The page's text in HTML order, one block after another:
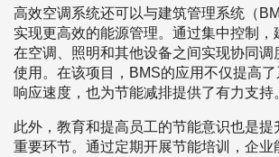
高效空调系统还可以与建筑管理系统（
实现更高效的能源管理。通过集中控制，
在空调、照明和其他设备之间实现协同调
使用。在该项目，BMS的应用不仅提高
响应速度，也为节能减排提供了有力支持
此外，教育和提高员工的节能意识也是提
重要环节。通过定期开展节能培训，企业